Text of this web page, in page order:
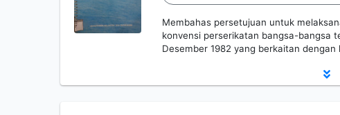
Membahas persetujuan untuk
konvensi perserikatan bangsa-bangsa
Desember 1982 yang berkaitan